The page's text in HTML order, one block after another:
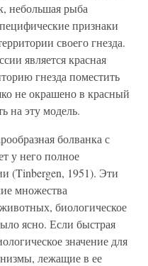
небольшая рыба
признаки
своего гнезда.
является красная
гнезда поместить
не окрашено в красный
на эту модель.
болванка с
у него полное
(Tinbergen, 1951). Эти
множества
биологическое
ясно. Если быстрая
значение для
лежащие в ее